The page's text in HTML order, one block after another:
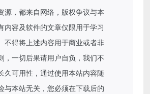
源，都来自网络，版权争议与本
内容及软件的文章仅限用于学习
不得将上述内容用于商业或者非
，一切后果请用户自负，我们不
久可用性，通过使用本站内容随
与本站无关，您必须在下载后的